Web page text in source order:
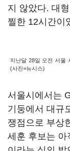
지 않았다. 대
찔한 12시간이
지난달 28일 오전 서울
(사진=뉴시스)
서울시에서는
기둥에서 대규
쟁점으로 부상
세훈 후보는 아